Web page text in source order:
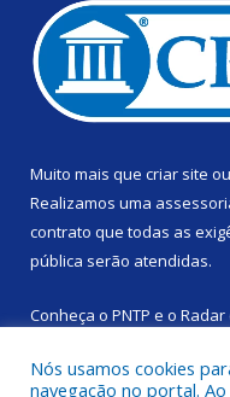
Muito mais que criar site ou
Realizamos uma
contrato que todas as
pública serão atendidas.
Conheça o PNTP e o Radar
Nós usamos cookies
navegação no portal.